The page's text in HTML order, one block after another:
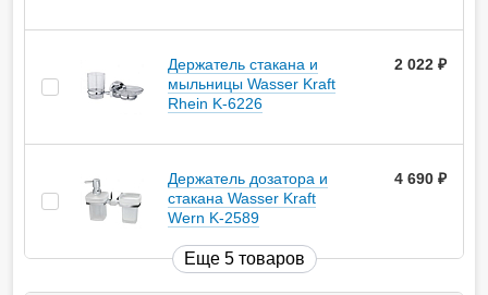
Держатель стакана и
мыльницы Wasser Kraft
Rhein K-6226
2 022
Держатель дозатора и
стакана Wasser Kraft
Wern K-2589
4 690
Еще 5 товаров